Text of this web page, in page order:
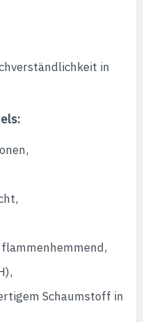
in
Schaumstoff in